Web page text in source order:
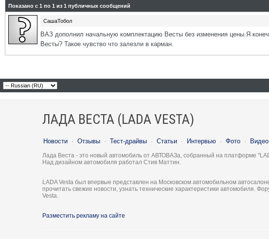
Показано с 1 по 1 из 1 публичных сообщений
СашаТобол
ВАЗ дополнил начальную комплектацию Весты без изменения цены.Я
Весты? Такое чувство что залезли в карман.
ЛАДА ВЕСТА (LADA VESTA)
Новости · Отзывы · Тест-драйвы · Статьи · Интервью · Фото · Видео
Лада Веста - это новый автомобиль от АВТОВАЗа, собранный на платформе
Над дизайном автомобиля работал Стив Маттин.
LADA Vesta был впервые представлен на Московском автомобильном
прочитать свежие новости, узнать технические характеристики автомобиля.
Vesta.
Разместить рекламу на сайте